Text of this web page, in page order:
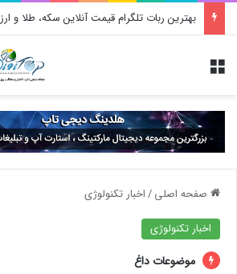
بهترین ربات تلگرام قیمت آنلاین سکه، طلا و ارز
صفحه اصلی/اخبار تکنولوژی
اخبار تکنولوژی
موضوعات داغ